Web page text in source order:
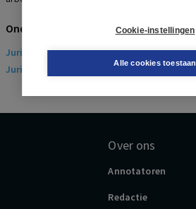
Cookie-instellingen
Alle cookies toestaan
Onderwerpen
Juridisch> Arbeidsrecht
Juridisch
> Sociaal Zekerheidsrecht
Over ons
Annotatoren
Redactie